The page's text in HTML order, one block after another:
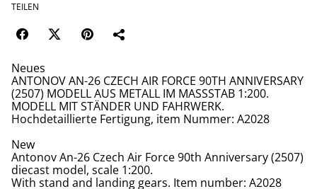
TEILEN
Neues
ANTONOV AN-26 CZECH AIR FORCE 90TH ANNIVERSARY
(2507) MODELL AUS METALL IM MASSSTAB 1:200.
MODELL MIT STÄNDER UND FAHRWERK.
Hochdetaillierte Fertigung, item Nummer: A2028
New
Antonov An-26 Czech Air Force 90th Anniversary (2507)
diecast model, scale 1:200.
With stand and landing gears. Item number: A2028